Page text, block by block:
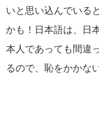
いと思い込んでいる
かも！日本語は、日
本人であっても間違
るので、恥をかかな